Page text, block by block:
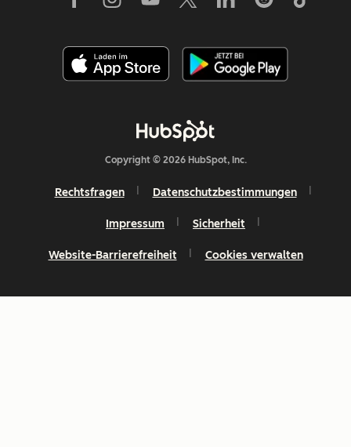
Copyright © 2026 HubSpot, Inc.
Rechtsfragen Datenschutzbestimmungen
Impressum Sicherheit
Website-Barrierefreiheit Cookies verwalten